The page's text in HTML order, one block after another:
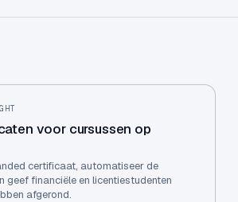
voor cursussen op
certificaat, automatiseer de
geef financiële en licentiestudenten
afgerond.